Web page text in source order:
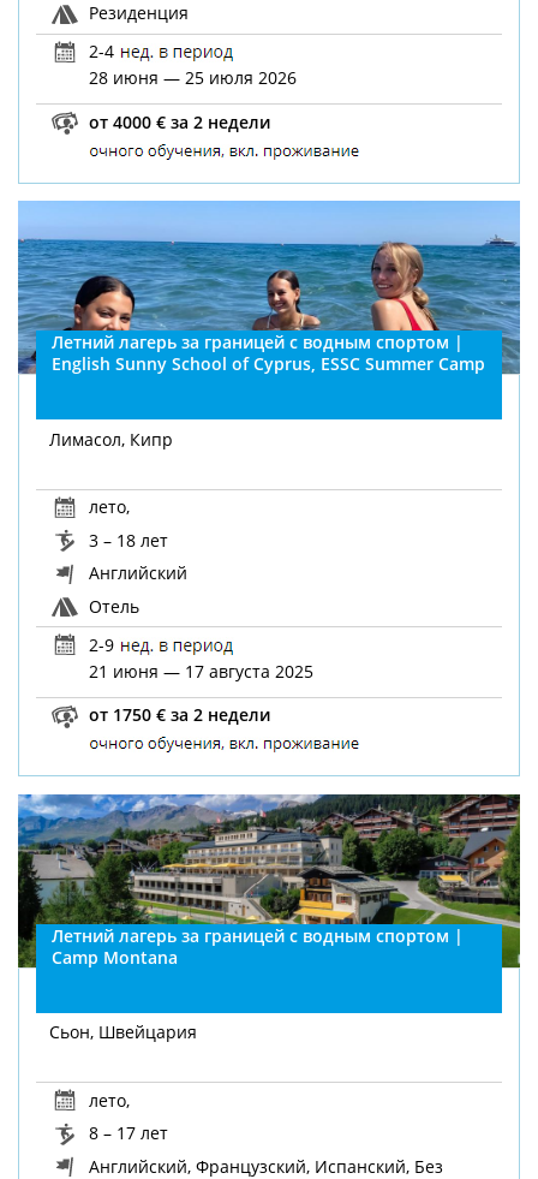
Резиденция
2-4
28 июня — 25 июля 2026
от 4000 € за 2 недели
Летний лагерь за границей с водным спортом |
English Sunny School of Cyprus, ESSC Summer Camp
Лимасол, Кипр
лето,
3 – 18 лет
Английский
Отель
2-9
21 июня — 17 августа 2025
от 1750 € за 2 недели
Летний лагерь за границей с водным спортом |
Camp Montana
Сьон, Швейцария
лето,
8 – 17 лет
Английский, Французский, Испанский, Без